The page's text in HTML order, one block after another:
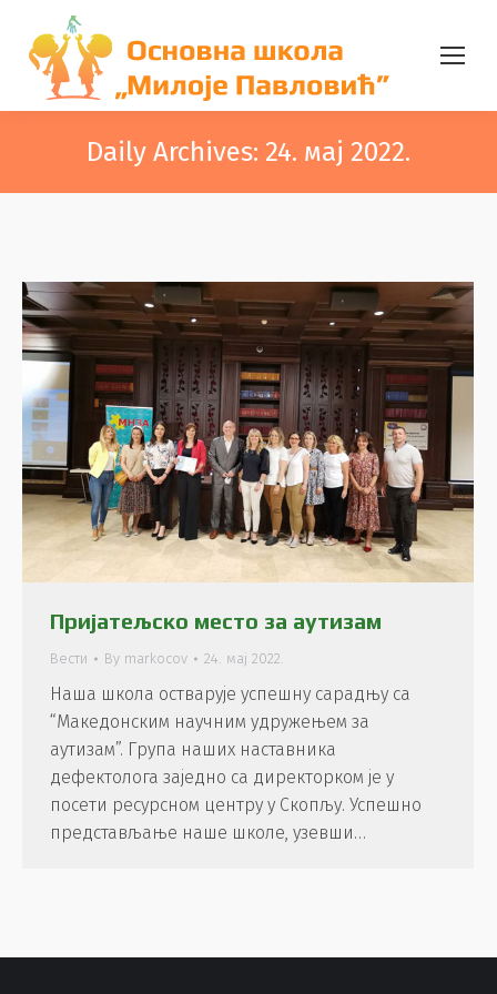
Daily Archives: 24. мај 2022.
Пријатељско место за аутизам
Вести By markocov 24. мај 2022.
Наша школа остварује успешну сарадњу са
“Македонским научним удружењем за
аутизам”. Група наших наставника
дефектолога заједно са директорком је у
посети ресурсном центру у Скопљу. Успешно
представљање наше школе, узевши…